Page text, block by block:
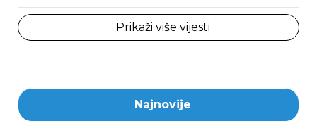
Prikaži više vijesti
Najnovije